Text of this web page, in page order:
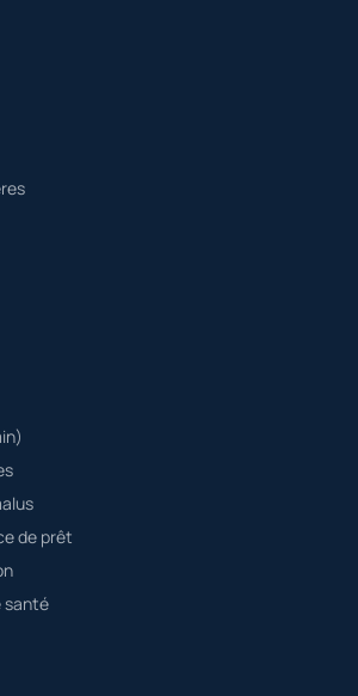
de prêt
santé